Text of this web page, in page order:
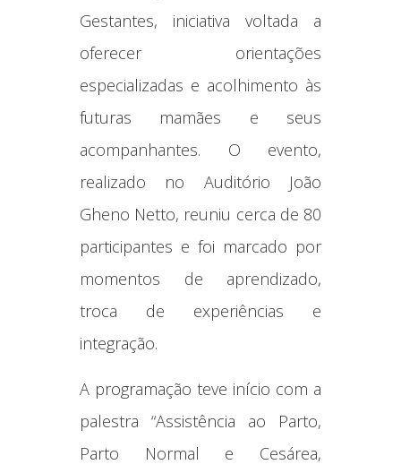
Gestantes, iniciativa voltada a
oferecer orientações
especializadas e acolhimento às
futuras mamães e seus
acompanhantes. O evento,
realizado no Auditório João
Gheno Netto, reuniu cerca de 80
participantes e foi marcado por
momentos de aprendizado,
troca de experiências e
integração.
A programação teve início com a
palestra “Assistência ao Parto,
Parto Normal e Cesárea,